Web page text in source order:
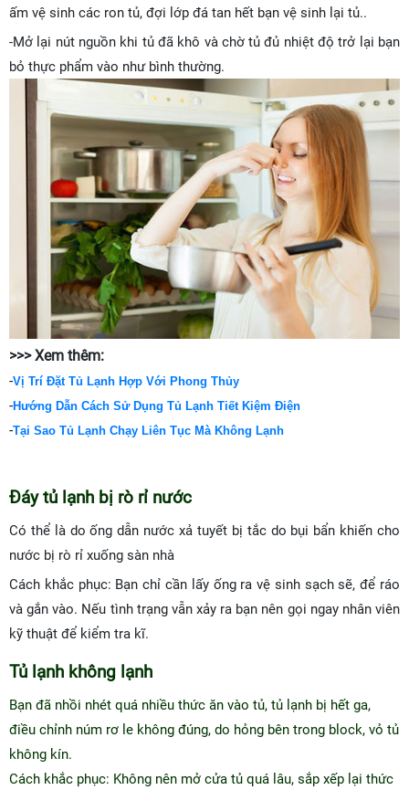
ấm vệ sinh các ron tủ, đợi lớp đá tan hết bạn vệ sinh lại tủ..
-Mở lại nút nguồn khi tủ đã khô và chờ tủ đủ nhiệt độ trở lại bạn
bỏ thực phẩm vào như bình thường.
>>> Xem thêm:
-Vị Trí Đặt Tủ Lạnh Hợp Với Phong Thủy
-Hướng Dẫn Cách Sử Dụng Tủ Lạnh Tiết Kiệm Điện
-Tại Sao Tủ Lạnh Chạy Liên Tục Mà Không Lạnh
Đáy tủ lạnh bị rò rỉ nước
Có thể là do ống dẫn nước xả tuyết bị tắc do bụi bẩn khiến cho
nước bị rò rỉ xuống sàn nhà
Cách khắc phục: Bạn chỉ cần lấy ống ra vệ sinh sạch sẽ, để ráo
và gắn vào. Nếu tình trạng vẫn xảy ra bạn nên gọi ngay nhân viên
kỹ thuật để kiểm tra kĩ.
Tủ lạnh không lạnh
Bạn đã nhồi nhét quá nhiều thức ăn vào tủ, tủ lạnh bị hết ga,
điều chỉnh núm rơ le không đúng, do hỏng bên trong block, vỏ tủ
không kín.
Cách khắc phục: Không nên mở cửa tủ quá lâu, sắp xếp lại thức